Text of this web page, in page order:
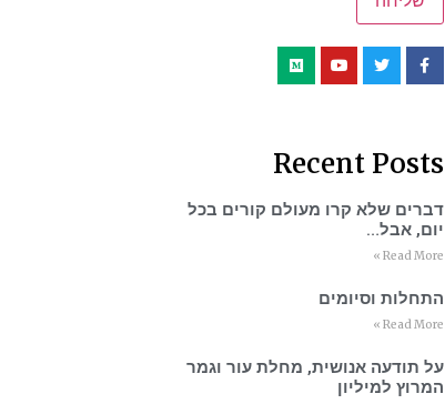
Recent Posts
דברים שלא קרו מעולם קורים בכל
יום, אבל…
Read More »
התחלות וסיומים
Read More »
על תודעה אנושית, מחלת עור וגמר
המרוץ למיליון